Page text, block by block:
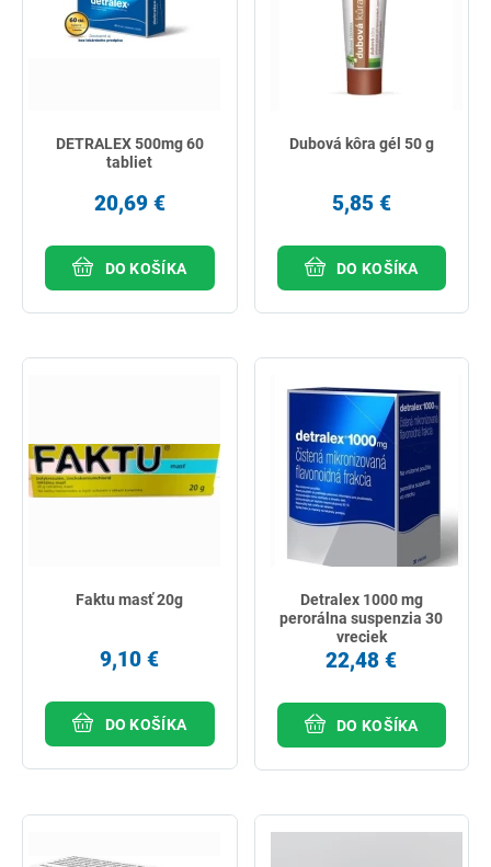
DETRALEX 500mg 60
tabliet
20,69 €
DO KOŠÍKA
Dubová kôra gél 50 g
5,85 €
DO KOŠÍKA
Faktu masť 20g
9,10 €
DO KOŠÍKA
Detralex 1000 mg
perorálna suspenzia 30
vreciek
22,48 €
DO KOŠÍKA